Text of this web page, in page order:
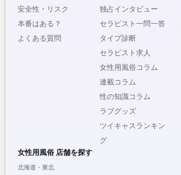
安全性・リスク
本番はある？
よくある質問
独占インタビュー
セラピスト一問一答
タイプ診断
セラピスト求人
女性用風俗コラム
連載コラム
性の知識コラム
ラブグッズ
ツイキャスランキン
グ
女性用風俗 店舗を探す
北海道・東北